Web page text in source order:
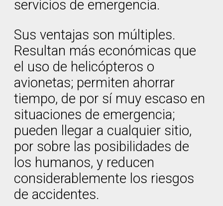
servicios de emergencia.
Sus ventajas son múltiples.
Resultan más económicas que
el uso de helicópteros o
avionetas; permiten ahorrar
tiempo, de por sí muy escaso en
situaciones de emergencia;
pueden llegar a cualquier sitio,
por sobre las posibilidades de
los humanos, y reducen
considerablemente los riesgos
de accidentes.